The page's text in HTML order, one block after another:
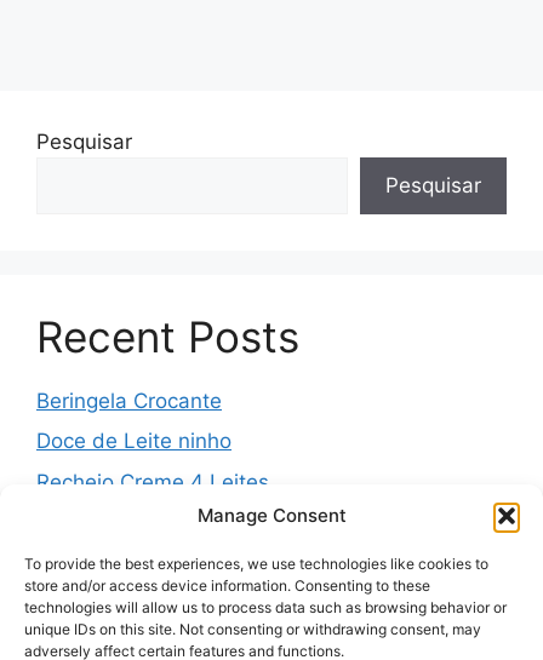
Manage Consent
To provide the best experiences, we use technologies like cookies to
store and/or access device information. Consenting to these
technologies will allow us to process data such as browsing behavior or
unique IDs on this site. Not consenting or withdrawing consent, may
adversely affect certain features and functions.
Pesquisar
Pesquisar
Recent Posts
Beringela Crocante
Doce de Leite ninho
Recheio Creme 4 Leites
Água de Louro para o Jejum
Massa Folhada da Vovó